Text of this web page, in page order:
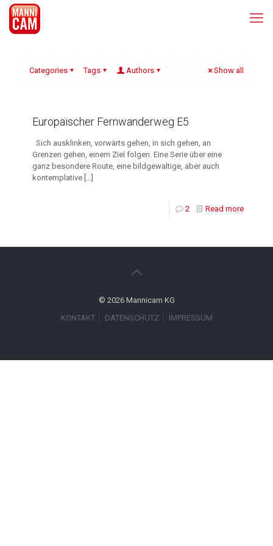
Categories Tags Authors Show all
Europäischer Fernwanderweg E5
Sich ausklinken, vorwärts gehen, in sich gehen, an
Grenzen gehen, einem Ziel folgen. Eine Serie über eine
ganz besondere Route, eine bildgewaltige, aber auch
kontemplative […]
2 Read more
© 2026 Mannicam KG
KONTAKT
DATENSCHUTZ IMPRESSUM